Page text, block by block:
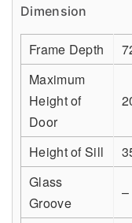
Dimension
Frame Depth
Maximum
Height of
Door
Height of Sill
Glass
Groove
–